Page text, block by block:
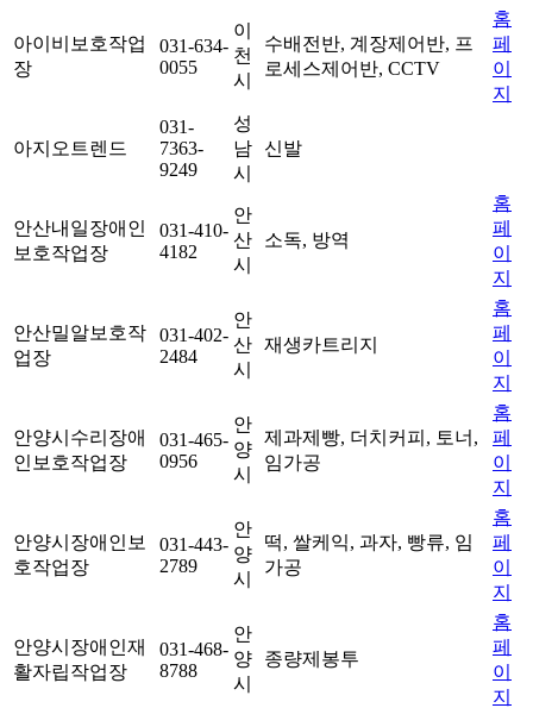
아이비보호작업
장
031-634-
0055
이
천
시
수배전반, 계장제어반, 프
로세스제어반, CCTV
홈
페
이
지
아지오트렌드
031-
7363-
9249
성
남
시
신발
안산내일장애인
보호작업장
031-410-
4182
안
산
시
소독, 방역
홈
페
이
지
안산밀알보호작
업장
031-402-
2484
안
산
시
재생카트리지
홈
페
이
지
안양시수리장애
인보호작업장
031-465-
0956
안
양
시
제과제빵, 더치커피, 토너,
임가공
홈
페
이
지
안양시장애인보
호작업장
031-443-
2789
안
양
시
떡, 쌀케익, 과자, 빵류, 임
가공
홈
페
이
지
안양시장애인재
활자립작업장
031-468-
8788
안
양
시
종량제봉투
홈
페
이
지